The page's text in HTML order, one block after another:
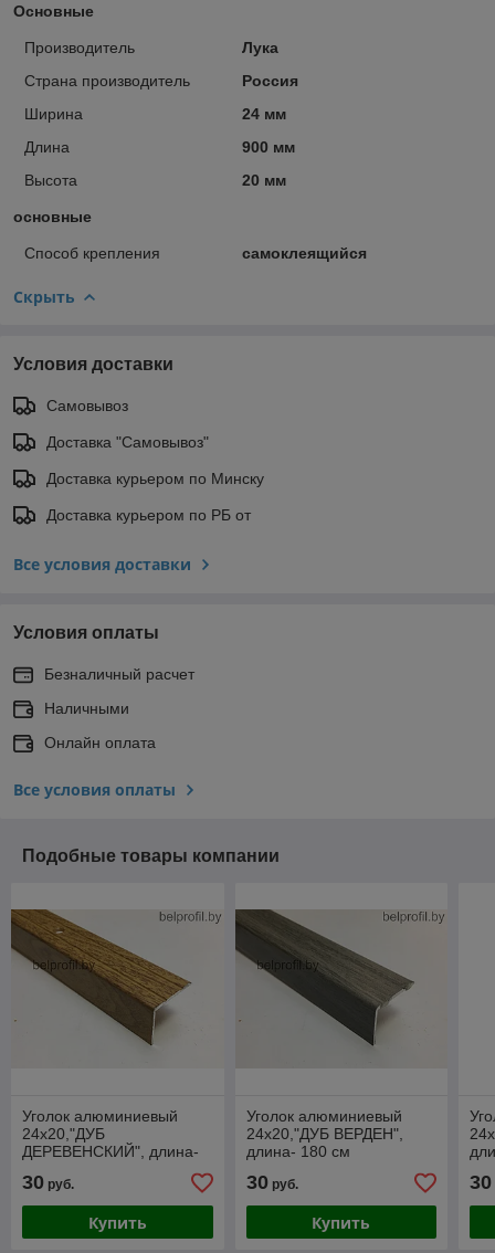
Основные
Производитель
Лука
Страна производитель
Россия
Ширина
24 мм
Длина
900 мм
Высота
20 мм
основные
Способ крепления самоклеящийся
Скрыть
Условия доставки
Самовывоз
Доставка "Самовывоз"
Доставка курьером по Минску
Доставка курьером по РБ от
Все условия доставки
Условия оплаты
Безналичный расчет
Наличными
Онлайн оплата
Все условия оплаты
Подобные товары компании
Уголок алюминиевый
24х20,"ДУБ
ДЕРЕВЕНСКИЙ", длина-
30 руб.
Купить
Уголок алюминиевый
24х20,"ДУБ ВЕРДЕН",
длина- 180 см
30руб.
Купить
30